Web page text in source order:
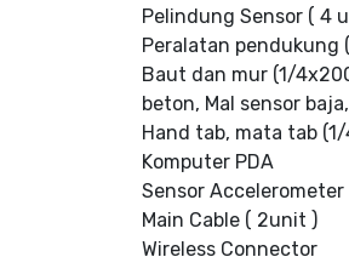
Pelindung Sensor ( 4
Peralatan pendukung
Baut dan mur (1/
beton, Mal sensor
Hand tab, mata tab
Komputer PDA
Sensor
Main Cable ( 2unit )
Wireless Connector